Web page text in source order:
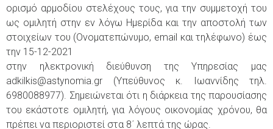
ορισμό αρμοδίου στελέχους τους, για την συμμετοχή του
ως ομιλητή στην εν λόγω Ημερίδα και την αποστολή των
στοιχείων του (Ονοματεπώνυμο, email και τηλέφωνο) έως
την 15-12-2021
στην ηλεκτρονική διεύθυνση της Υπηρεσίας μας
adkilkis@astynomia.gr (Υπεύθυνος κ. Ιωαννίδης τηλ.
6980088977). Σημειώνεται ότι η διάρκεια της παρουσίασης
του εκάστοτε ομιλητή, για λόγους οικονομίας χρόνου, θα
πρέπει να περιοριστεί στα 8΄ λεπτά της ώρας.